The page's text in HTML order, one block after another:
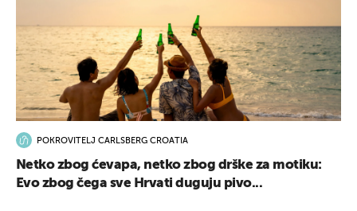
POKROVITELJ CARLSBERG CROATIA
Netko zbog ćevapa, netko zbog drške za motiku:
Evo zbog čega sve Hrvati duguju pivo...